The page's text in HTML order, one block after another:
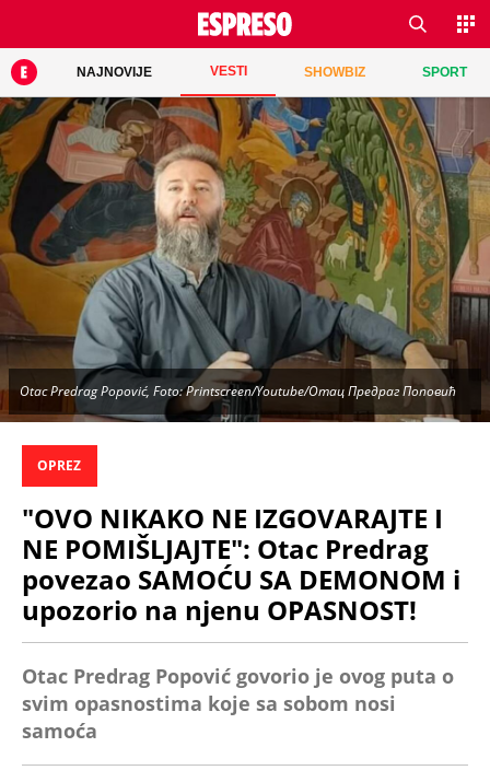
NAJNOVIJE VESTI SHOWBIZ SPORT
Otac Predrag Popović, Foto: Printscreen/Youtube/Oтац Предраг Поповић
OPREZ
"OVO NIKAKO NE IZGOVARAJTE I
NE POMIŠLJAJTE": Otac Predrag
povezao SAMOĆU SA DEMONOM i
upozorio na njenu OPASNOST!
Otac Predrag Popović govorio je ovog puta o
svim opasnostima koje sa sobom nosi
samoća